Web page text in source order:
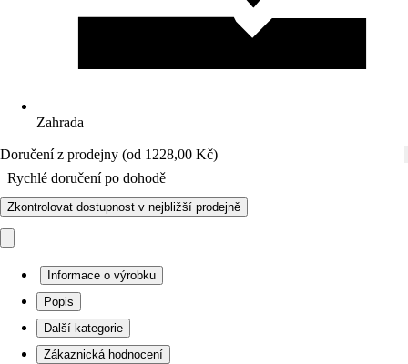
Zahrada
Doručení z prodejny (od 1228,00 Kč)
Rychlé doručení po dohodě
Zkontrolovat dostupnost v nejbližší prodejně
Informace o výrobku
Popis
Další kategorie
Zákaznická hodnocení